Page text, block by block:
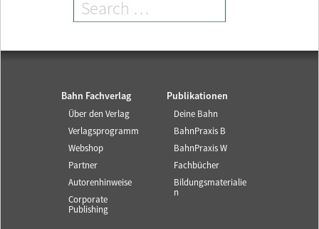
Bahn Fachverlag
Über den Verlag
Verlagsprogramm
Webshop
Partner
Autorenhinweise
Corporate
Publishing
Publikationen
Deine Bahn
BahnPraxis B
BahnPraxis W
Fachbücher
Bildungsmaterialie
n